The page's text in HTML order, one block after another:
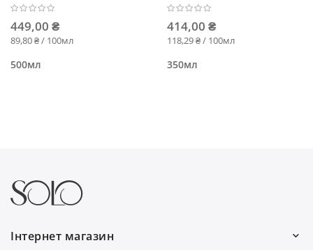
449,00 ₴
89,80 ₴ / 100мл
500мл
414,00 ₴
118,29 ₴ / 100мл
350мл
Інтернет магазин